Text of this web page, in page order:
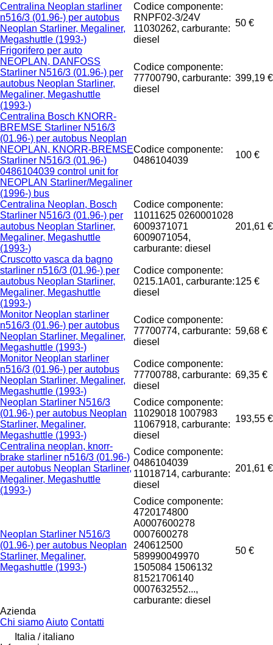
Centralina Neoplan starliner
n516/3 (01.96-) per autobus
Neoplan Starliner, Megaliner,
Megashuttle (1993-)
Codice componente:
RNPF02-3/24V
11030262, carburante:
diesel
50 €
Frigorifero per auto
NEOPLAN, DANFOSS
Starliner N516/3 (01.96-) per
autobus Neoplan Starliner,
Megaliner, Megashuttle
(1993-)
Codice componente:
77700790, carburante:
diesel
399,19 €
Centralina Bosch KNORR-
BREMSE Starliner N516/3
(01.96-) per autobus Neoplan
NEOPLAN, KNORR-BREMSE
Starliner N516/3 (01.96-)
0486104039 control unit for
NEOPLAN Starliner/Megaliner
(1996-) bus
Codice componente:
0486104039
100 €
Centralina Neoplan, Bosch
Starliner N516/3 (01.96-) per
autobus Neoplan Starliner,
Megaliner, Megashuttle
(1993-)
Codice componente:
11011625 0260001028
6009371071
6009071054,
carburante: diesel
201,61 €
Cruscotto vasca da bagno
starliner n516/3 (01.96-) per
autobus Neoplan Starliner,
Megaliner, Megashuttle
(1993-)
Codice componente:
0215.1A01, carburante:
diesel
125 €
Monitor Neoplan starliner
n516/3 (01.96-) per autobus
Neoplan Starliner, Megaliner,
Megashuttle (1993-)
Codice componente:
77700774, carburante:
diesel
59,68 €
Monitor Neoplan starliner
n516/3 (01.96-) per autobus
Neoplan Starliner, Megaliner,
Megashuttle (1993-)
Codice componente:
77700788, carburante:
diesel
69,35 €
Neoplan Starliner N516/3
(01.96-) per autobus Neoplan
Starliner, Megaliner,
Megashuttle (1993-)
Codice componente:
11029018 1007983
11067918, carburante:
diesel
193,55 €
Centralina neoplan, knorr-
brake starliner n516/3 (01.96-)
per autobus Neoplan Starliner,
Megaliner, Megashuttle
(1993-)
Codice componente:
0486104039
11018714, carburante:
diesel
201,61 €
Neoplan Starliner N516/3
(01.96-) per autobus Neoplan
Starliner, Megaliner,
Megashuttle (1993-)
Codice componente:
4720174800
A0007600278
0007600278
240612500
589990049970
1505084 1506132
81521706140
0007632552...,
carburante: diesel
50 €
Azienda
Chi siamoAiuto Contatti
Italia / italiano